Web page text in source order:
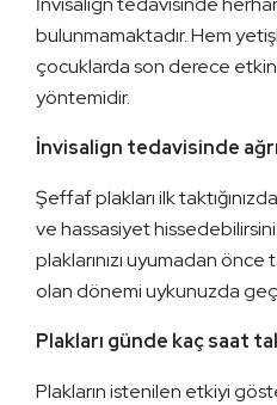
bulunmamaktadır. Hem
çocuklarda son derece
yöntemidir.
İnvisalign tedavisinde
Şeffaf plakları ilk
ve hassasiyet
plaklarınızı uyumadan önce
olan dönemi uykunuzda
Plakları günde kaç saat
Plakların istenilen etkiyi